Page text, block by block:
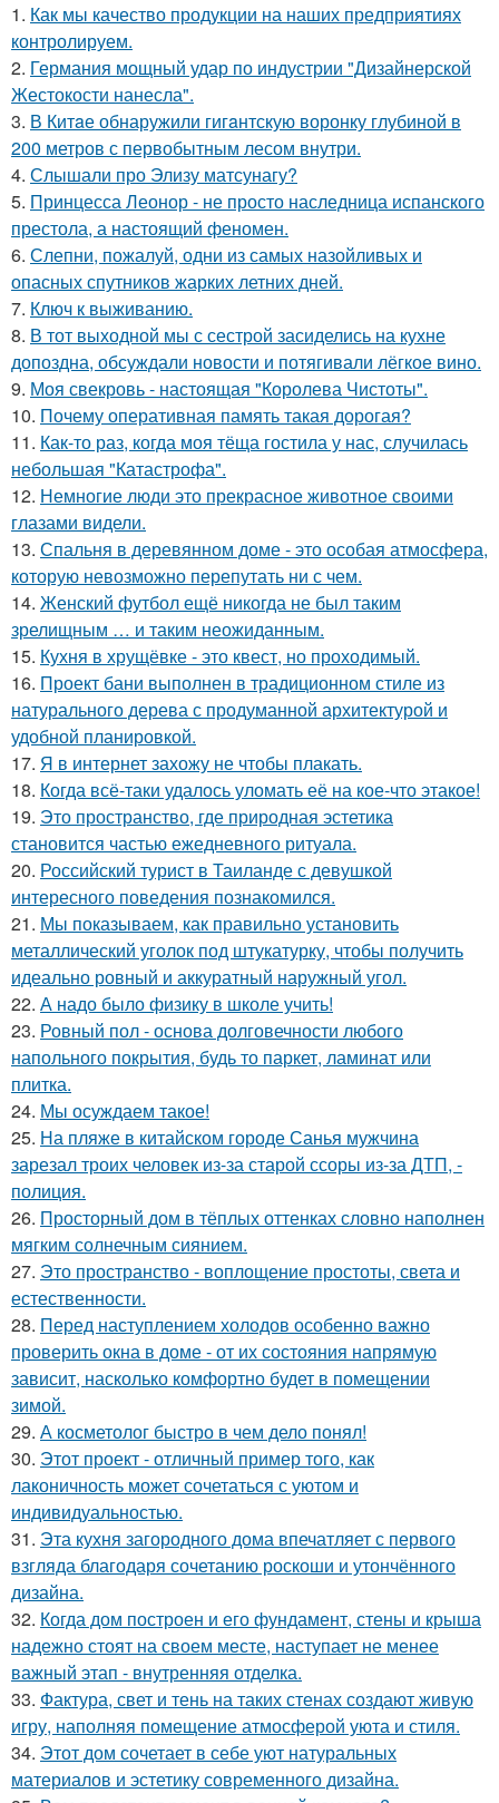
1. Как мы качество продукции на наших предприятиях
контролируем.
2. Германия мощный удар по индустрии "Дизайнерской
Жестокости нанесла".
3. В Китaе обнаружили гигaнтскую воронку глубиной в
200 метров с первобытным лесом внутри.
4. Слышали про Элизу матсунагу?
5. Принцесса Леонор - не просто наследница испанского
престола, а настоящий феномен.
6. Слепни, пожалуй, одни из самых назойливых и
опасных спутников жарких летних дней.
7. Ключ к выживанию.
8. В тот выходной мы с сестрой засиделись на кухне
допоздна, обсуждали новости и потягивали лёгкое вино.
9. Моя свекровь - настоящая "Королева Чистоты".
10. Почему оперативная память такая дорогая?
11. Как-то раз, когда моя тёща гостила у нас, случилась
небольшая "Катастрофа".
12. Немногие люди это прекрасное животное своими
глазами видели.
13. Спальня в деревянном доме - это особая атмосфера,
которую невозможно перепутать ни с чем.
14. Женский футбол ещё никогда не был таким
зрелищным … и таким неожиданным.
15. Кухня в хрущёвке - это квест, но проходимый.
16. Проект бани выполнен в традиционном стиле из
натурального дерева с продуманной архитектурой и
удобной планировкой.
17. Я в интернет захожу не чтобы плакать.
18. Когда всё-таки удалось уломать её на кое-что этакое!
19. Это пространство, где природная эстетика
становится частью ежедневного ритуала.
20. Российский турист в Таиланде с девушкой
интересного поведения познакомился.
21. Мы показываем, как правильно установить
металлический уголок под штукатурку, чтобы получить
идеально ровный и аккуратный наружный угол.
22. А надо было физику в школе учить!
23. Ровный пол - основа долговечности любого
напольного покрытия, будь то паркет, ламинат или
плитка.
24. Мы осуждаем такое!
25. На пляже в китайском городе Санья мужчина
зарезал троих человек из-за старой ссоры из-за ДТП, -
полиция.
26. Просторный дом в тёплых оттенках словно наполнен
мягким солнечным сиянием.
27. Это пространство - воплощение простоты, света и
естественности.
28. Перед наступлением холодов особенно важно
проверить окна в доме - от их состояния напрямую
зависит, насколько комфортно будет в помещении
зимой.
29. А косметолог быстро в чем дело понял!
30. Этот проект - отличный пример того, как
лаконичность может сочетаться с уютом и
индивидуальностью.
31. Эта кухня загородного дома впечатляет с первого
взгляда благодаря сочетанию роскоши и утончённого
дизайна.
32. Когда дом построен и его фундамент, стены и крыша
надежно стоят на своем месте, наступает не менее
важный этап - внутренняя отделка.
33. Фактура, свет и тень на таких стенах создают живую
игру, наполняя помещение атмосферой уюта и стиля.
34. Этот дом сочетает в себе уют натуральных
материалов и эстетику современного дизайна.